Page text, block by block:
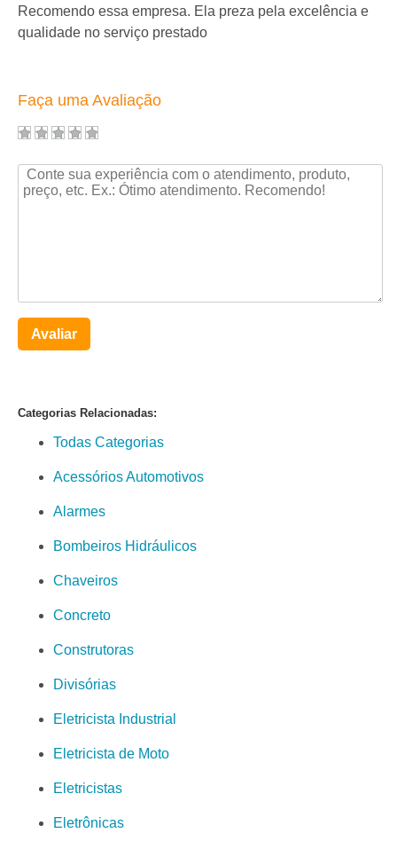
Recomendo essa empresa. Ela preza pela excelência e
qualidade no serviço prestado
Faça uma Avaliação
Avaliar
Categorias Relacionadas:
Todas Categorias
Acessórios Automotivos
Alarmes
Bombeiros Hidráulicos
Chaveiros
Concreto
Construtoras
Divisórias
Eletricista Industrial
Eletricista de Moto
Eletricistas
Eletrônicas